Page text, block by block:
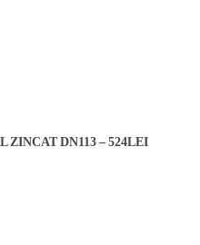
ZINCAT DN113 – 524LEI